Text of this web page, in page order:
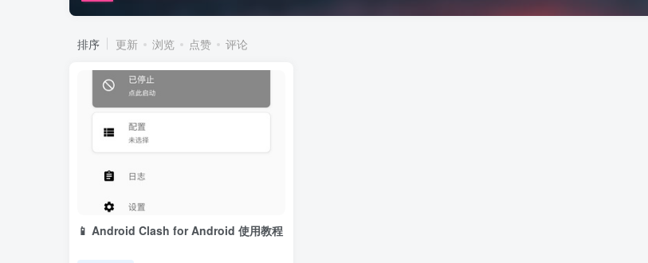
排序 更新 浏览 点赞 评论
📱 Android Clash for Android 使用教程